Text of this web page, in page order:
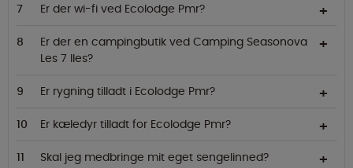
Er der wi-fi ved Ecolodge Pmr?
Er der en campingbutik ved Camping Seasonova
Les 7 Iles?
Er rygning tilladt i Ecolodge Pmr?
Er kæledyr tilladt for Ecolodge Pmr?
Skal jeg medbringe mit eget sengelinned?